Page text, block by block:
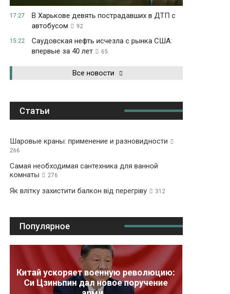
17:27
В Харькове девять пострадавших в ДТП с
автобусом
92
15:22
Саудовская нефть исчезла с рынка США:
впервые за 40 лет
65
Все новости
Статьи
Шаровые краны: применение и разновидности
266
Самая необходимая сантехника для ванной
комнаты
276
Як влітку захистити балкон від перегріву 312
Популярное
Китай ускоряет военную революцию:
Си Цзиньпин дал новое поручение